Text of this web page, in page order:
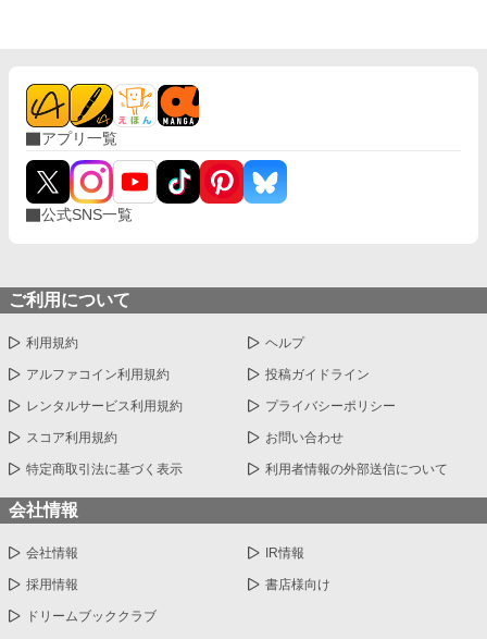
アプリ一覧
公式SNS一覧
ご利用について
利用規約 ヘルプ
アルファコイン利用規約 投稿ガイドライン
レンタルサービス利用規約 プライバシーポリシー
スコア利用規約 お問い合わせ
特定商取引法に基づく表示 利用者情報の外部送信について
会社情報
会社情報 IR情報
採用情報 書店様向け
ドリームブッククラブ